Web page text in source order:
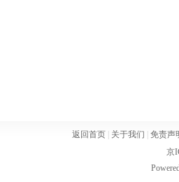
返回首页 关于我们 |免责声
京